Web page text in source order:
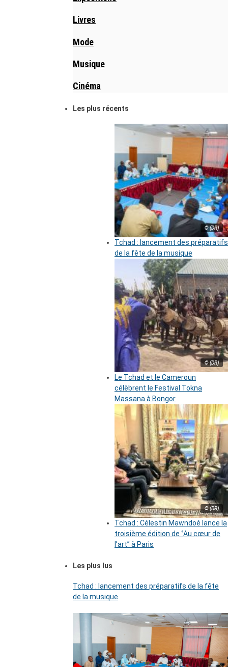
Livres
Mode
Musique
Cinéma
Les plus récents
© (DR)
Tchad : lancement des préparatifs
de la fête de la musique
© (DR)
Le Tchad et le Cameroun
célèbrent le Festival Tokna
Massana à Bongor
© (DR)
Tchad : Célestin Mawndoé lance la
troisième édition de ‘’Au cœur de
l’art’’ à Paris
Les plus lus
Tchad : lancement des préparatifs de la fête
de la musique